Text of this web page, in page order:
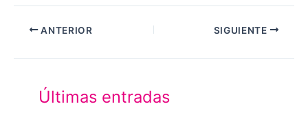
ANTERIOR SIGUIENTE
Últimas entradas